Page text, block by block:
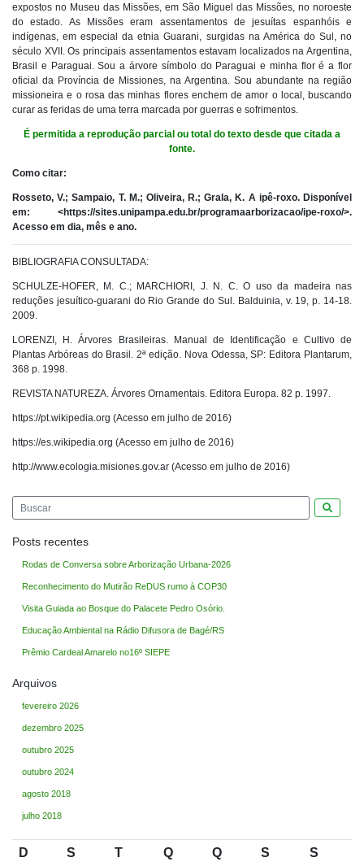
expostos no Museu das Missões, em São Miguel das Missões, no noroeste
do estado. As Missões eram assentamentos de jesuítas espanhóis e
indígenas, em especial da etnia Guarani, surgidas na América do Sul, no
século XVII. Os principais assentamentos estavam localizados na Argentina,
Brasil e Paraguai. Sou a árvore símbolo do Paraguai e minha flor é a flor
oficial da Província de Missiones, na Argentina. Sou abundante na região
missioneira e o rosa das minhas flores enchem de amor o local, buscando
curar as feridas de uma terra marcada por guerras e sofrimentos.
É permitida a reprodução parcial ou total do texto desde que citada a
fonte.
Como citar:
​Rosseto, V.; Sampaio, T. M.; Oliveira, R.; Grala, K. A ipê-roxo. Disponível
em: <https://sites.unipampa.edu.br/programaarborizacao/ipe-roxo/>.
Acesso em dia, mês e ano.
BIBLIOGRAFIA CONSULTADA:
SCHULZE-HOFER, M. C.; MARCHIORI, J. N. C. O uso da madeira nas
reduções jesuítico-guarani do Rio Grande do Sul. Balduinia, v. 19, p. 14-18.
2009.
LORENZI, H. Árvores Brasileiras. Manual de Identificação e Cultivo de
Plantas Arbóreas do Brasil. 2ª edição. Nova Odessa, SP: Editora Plantarum,
368 p. 1998.
REVISTA NATUREZA. Árvores Ornamentais. Editora Europa. 82 p. 1997.
https://pt.wikipedia.org (Acesso em julho de 2016)
https://es.wikipedia.org (Acesso em julho de 2016)
http://www.ecologia.misiones.gov.ar (Acesso em julho de 2016)
Posts recentes
Rodas de Conversa sobre Arborização Urbana-2026
Reconhecimento do Mutirão ReDUS rumo à COP30
Visita Guiada ao Bosque do Palacete Pedro Osório.
Educação Ambiental na Rádio Difusora de Bagé/RS
Prêmio Cardeal Amarelo no16º SIEPE
Arquivos
fevereiro 2026
dezembro 2025
outubro 2025
outubro 2024
agosto 2018
julho 2018
D S T Q Q S S